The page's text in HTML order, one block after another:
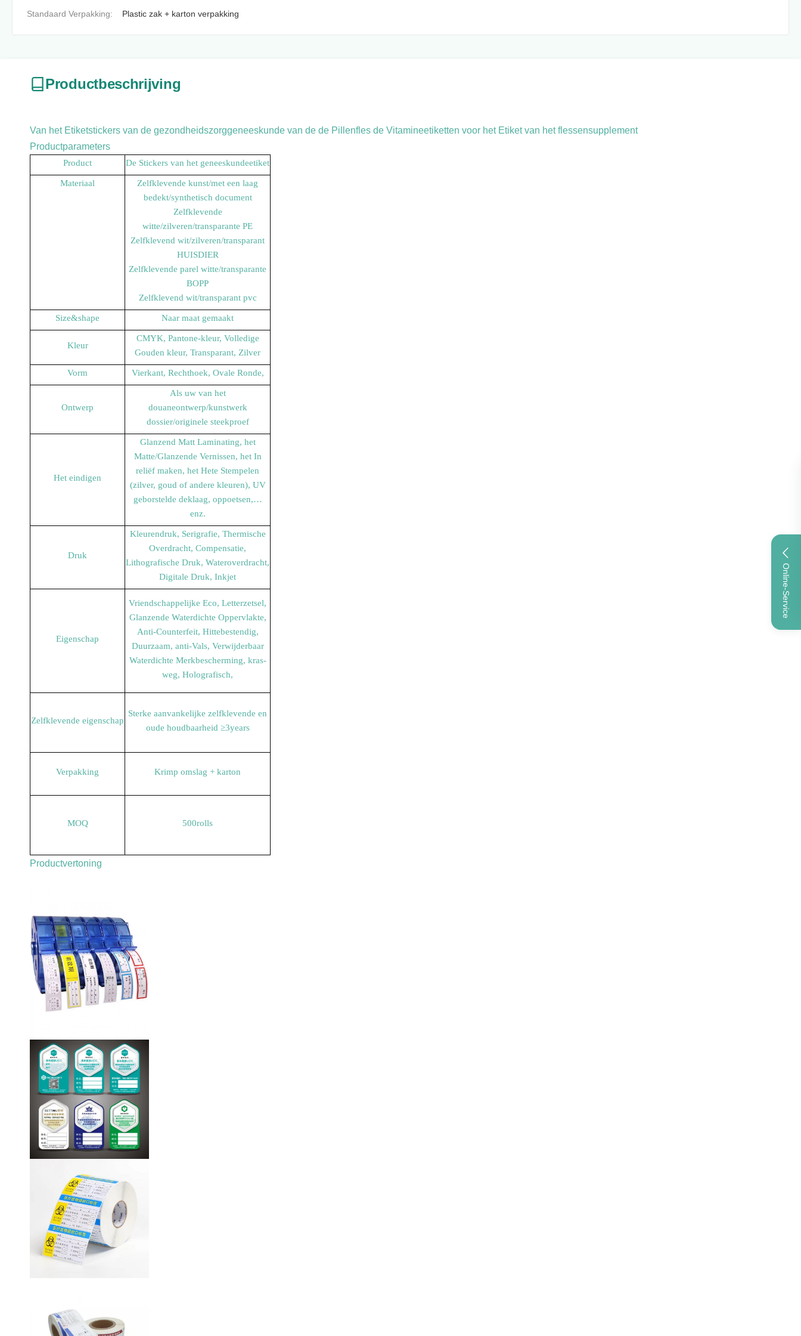
Online-Service
Standaard Verpakking: Plastic zak + karton verpakking
Productbeschrijving
Van het Etiketstickers van de gezondheidszorggeneeskunde van de de Pillenfles de Vitamineetiketten voor het Etiket van het flessensupplement
Productparameters
Product De Stickers van het geneeskundeetiket
Materiaal
Zelfklevende kunst/met een laag
bedekt/synthetisch document
Zelfklevende
witte/zilveren/transparante PE
Zelfklevend wit/zilveren/transparant
HUISDIER
Zelfklevende parel witte/transparante
BOPP
Zelfklevend wit/transparant pvc
Size&shape Naar maat gemaakt
Kleur
CMYK, Pantone-kleur, Volledige
Gouden kleur, Transparant, Zilver
Vorm Vierkant, Rechthoek, Ovale Ronde,
Ontwerp
Als uw van het
douaneontwerp/kunstwerk
dossier/originele steekproef
Het eindigen
Glanzend Matt Laminating, het
Matte/Glanzende Vernissen, het In
reliëf maken, het Hete Stempelen
(zilver, goud of andere kleuren), UV
geborstelde deklaag, oppoetsen,…
enz.
Druk
Kleurendruk, Serigrafie, Thermische
Overdracht, Compensatie,
Lithografische Druk, Wateroverdracht,
Digitale Druk, Inkjet
Eigenschap
Vriendschappelijke Eco, Letterzetsel,
Glanzende Waterdichte Oppervlakte,
Anti-Counterfeit, Hittebestendig,
Duurzaam, anti-Vals, Verwijderbaar
Waterdichte Merkbescherming, kras-
weg, Holografisch,
Zelfklevende eigenschap
Sterke aanvankelijke zelfklevende en
oude houdbaarheid ≥3years
Verpakking Krimp omslag + karton
MOQ 500rolls
Productvertoning